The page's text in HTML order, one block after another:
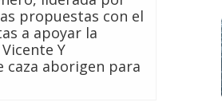
propuestas con el
a apoyar la
Y
caza aborigen para